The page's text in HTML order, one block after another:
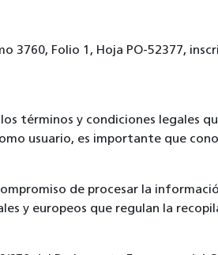
3760, Folio 1, Hoja PO-52377,
términos y condiciones legales
usuario, es importante que
de procesar la
y europeos que regulan la